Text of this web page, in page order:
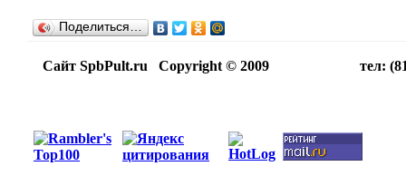
Поделиться…
Сайт SpbPult.ru Copyright © 2009 тел: